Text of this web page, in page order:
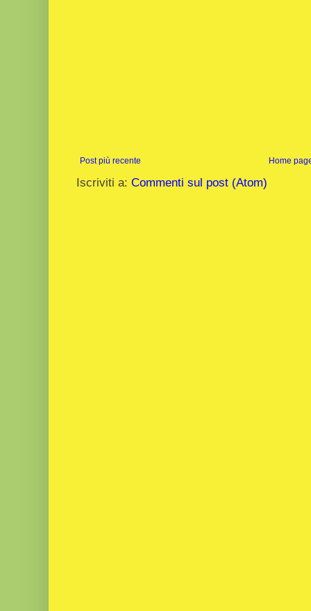
Post più recente Home
Iscriviti a: Commenti sul post (Atom)